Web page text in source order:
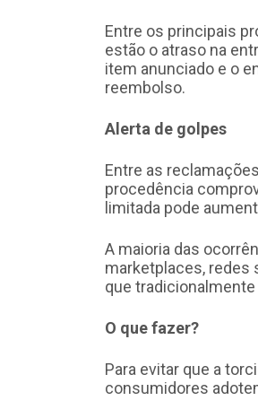
Entre os principais
estão o atraso na
item anunciado e o
reembolso.
Alerta de golpes
Entre as
procedência
limitada pode
A maioria das
marketplaces, redes
que
O que fazer?
Para evitar que a
consumidores